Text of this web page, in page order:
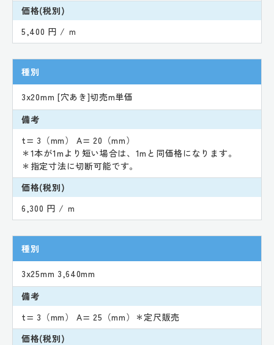
価格(税別)
5,400 円 / ｍ
種別
3x20mm [穴あき]切売m単価
備考
t= 3（mm） A= 20（mm）
＊1本が1mより短い場合は、1mと同価格になります。
＊指定寸法に切断可能です。
価格(税別)
6,300 円 / ｍ
種別
3x25mm 3,640mm
備考
t= 3（mm） A= 25（mm）＊定尺販売
価格(税別)